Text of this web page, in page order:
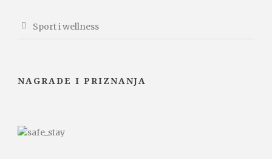
Sport i wellness
NAGRADE I PRIZNANJA